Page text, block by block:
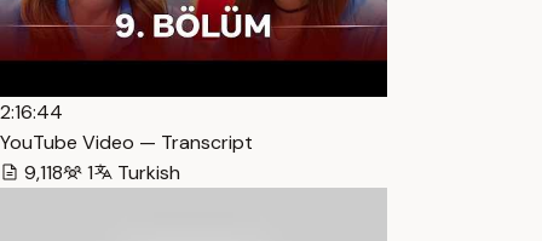
2:16:44
YouTube Video — Transcript
9,118
1 Turkish